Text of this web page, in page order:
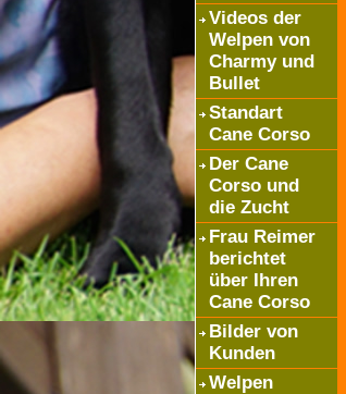
Videos der
Welpen von
Charmy und
Bullet
Standart
Cane Corso
Der Cane
Corso und
die Zucht
Frau Reimer
berichtet
über Ihren
Cane Corso
Bilder von
Kunden
Welpen